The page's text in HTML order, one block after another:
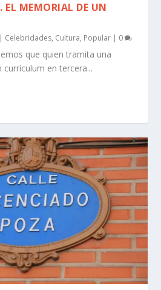
EL MEMORIAL DE UN
| Celebridades, Cultura, Popular | 0
que quien tramita una
en tercera...